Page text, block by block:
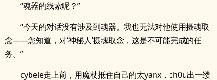
“魂器的线索呢？”
“今天的对话没有涉及到魂器。我也无法对他使用摄魂取
念——您知道，对‘神秘人’摄魂取念，这是不可能完成的任
务。”
cybele走上前，用魔杖抵住自己的太yanx，ch0u出一缕